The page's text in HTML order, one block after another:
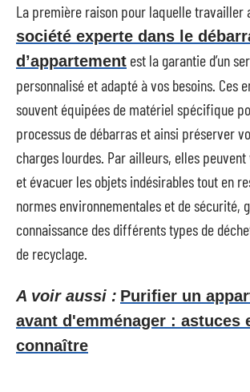
La première raison pour laquelle travailler
société experte dans le
d’appartement est la garantie d’un
personnalisé et adapté à vos besoins. Ces
souvent équipées de matériel spécifique
processus de débarras et ainsi préserver
charges lourdes. Par ailleurs, elles
et évacuer les objets indésirables tout en
normes environnementales et de sécurité,
connaissance des différents types de
de recyclage.
A voir aussi : Purifier un
avant d'emménager : astuces
connaître